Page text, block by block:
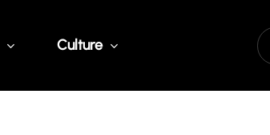
Culture